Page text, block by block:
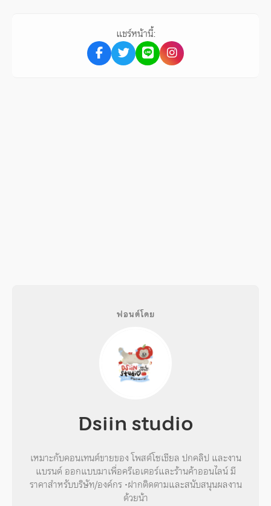
แชร์หน้านี้:
ฟอนต์โดย
Dsiin studio
เหมาะกับคอนเทนต์ขายของ โพสต์โซเชียล ปกคลิป และงาน
แบรนด์ ออกแบบมาเพื่อครีเอเตอร์และร้านค้าออนไลน์ มี
ราคาสำหรับบริษัท/องค์กร •ฝากติดตามและสนับสนุนผลงาน
ด้วยน้า